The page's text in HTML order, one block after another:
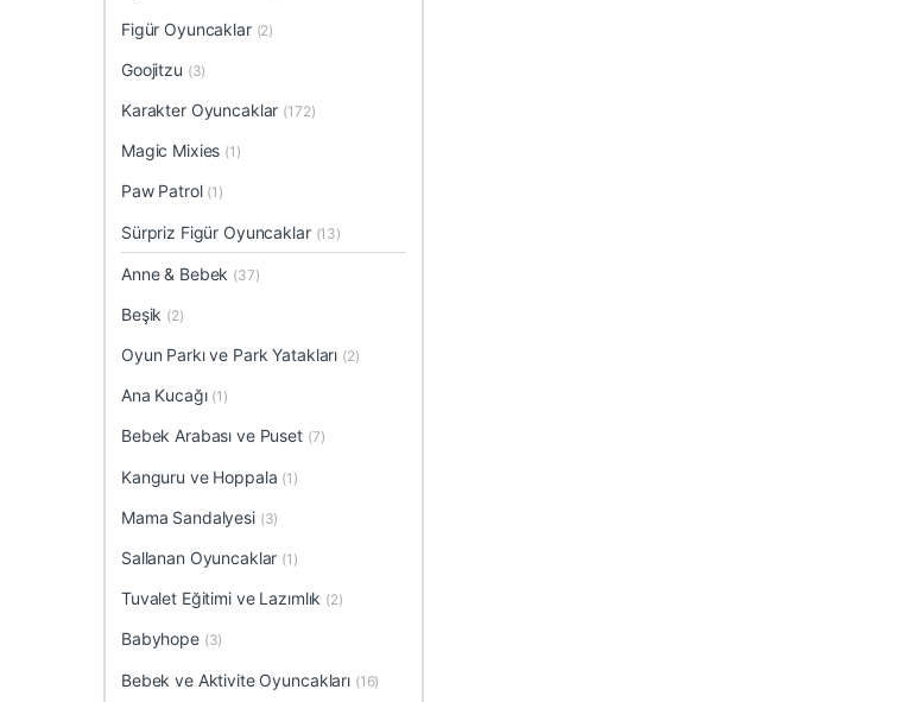
Figür Oyuncaklar (2)
Goojitzu (3)
Karakter Oyuncaklar (172)
Magic Mixies (1)
Paw Patrol (1)
Sürpriz Figür Oyuncaklar (13)
Anne & Bebek (37)
Beşik (2)
Oyun Parkı ve Park Yatakları (2)
Ana Kucağı (1)
Bebek Arabası ve Puset (7)
Kanguru ve Hoppala (1)
Mama Sandalyesi (3)
Sallanan Oyuncaklar (1)
Tuvalet Eğitimi ve Lazımlık (2)
Babyhope (3)
Bebek ve Aktivite Oyuncakları (16)